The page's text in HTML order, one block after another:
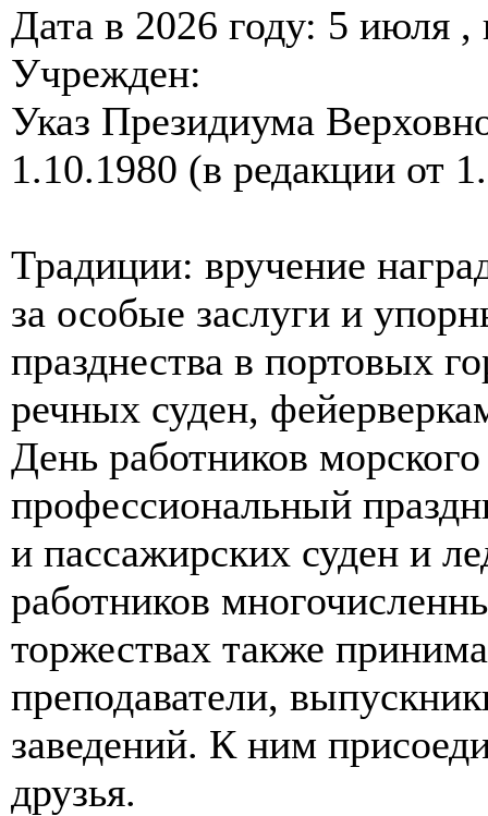
Дата в 2026 году: 5 июля ,
Учрежден:
Указ Президиума
1.10.1980 (в редакции от
Традиции: вручение
за особые заслуги и
празднества в портовых
речных суден,
День работников
профессиональный
и пассажирских суден и
работников
торжествах также
преподаватели,
заведений. К ним
друзья.